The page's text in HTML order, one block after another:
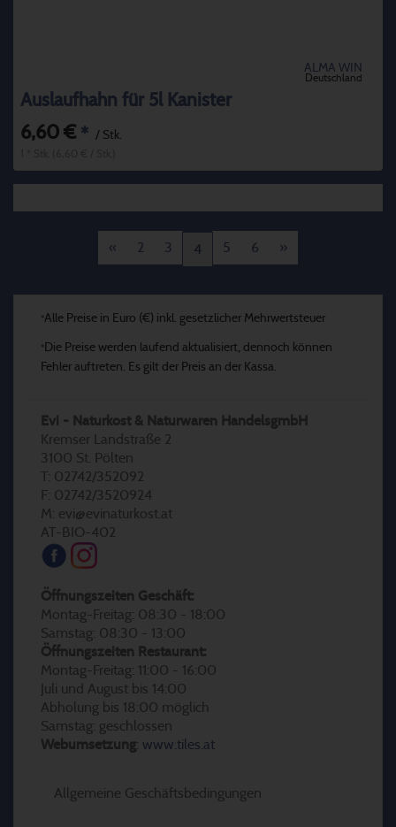
ALMA WIN
Deutschland
Auslaufhahn für 5l Kanister
6,60 € * / Stk.
« 2 3 4 5 6 »
*Alle Preise in Euro (€) inkl. gesetzlicher Mehrwertsteuer
* Die Preise werden laufend aktualisiert, dennoch können
Fehler auftreten. Es gilt der Preis an der Kassa.
Evi - Naturkost & Naturwaren HandelsgmbH
Kremser Landstraße 2
3100 St. Pölten
T: 02742/352092
F: 02742/3520924
M: evi@evinaturkost.at
AT-BIO-402
Öffnungszeiten Geschäft:
Montag-Freitag: 08:30 - 18:00
Samstag: 08:30 - 13:00
Öffnungszeiten Restaurant:
Montag-Freitag: 11:00 - 16:00
Juli und August bis 14:00
Abholung bis 18:00 möglich
Samstag: geschlossen
Webumsetzung: www.tiles.at
Allgemeine Geschäftsbedingungen